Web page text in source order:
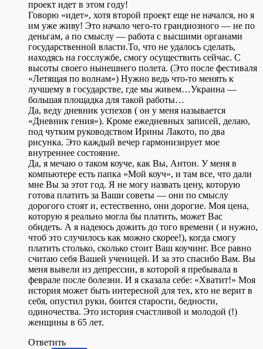
проект идет в этом году!
Говорю «идет», хотя второй проект еще не начался, но я
им уже живу! Это начало чего-то грандиозного — не по
деньгам, а по смыслу — работа с высшими органами
государственной власти.То, что не удалось сделать,
находясь на госслужбе, смогу осуществить сейчас. С
высоты своего нынешнего полета. (Это после фестиваля
«Летящая по волнам») Нужно ведь что-то менять к
лучшему в государстве, где мы живем…Украина —
большая площадка для такой работы…
Да, веду дневник успехов ( он у меня называется
«Дневник гения»). Кроме ежедневных записей, делаю,
под чутким руководством Ирины Лакото, по два
рисунка. Это каждый вечер гармонизирует мое
внутреннее состояние.
Да, я мечаю о таком коуче, как Вы, Антон. У меня в
компьютере есть папка «Мой коуч», и там все, что дали
мне Вы за этот год. Я не могу назвать цену, которую
готова платить за Ваши советы — они по смыслу
дорогого стоят и, естественно, они дорогие. Моя цена,
которую я реально могла бы платить, может Вас
обидеть. А я надеюсь дожить до того времени ( и нужно,
чтоб это случилось как можно скорее!), когда смогу
платить столько, сколько стоит Ваш коучинг. Все равно
считаю себя Вашей ученицей. И за это спасибо Вам. Вы
меня вывели из депрессии, в которой я пребывала в
феврале после болезни. И я сказала себе: «Хватит!» Моя
история может быть интересной для тех, кто не верит в
себя, опустил руки, боится старости, бедности,
одиночества. Это история счастливой и молодой (!)
женщины в 65 лет.
Ответить